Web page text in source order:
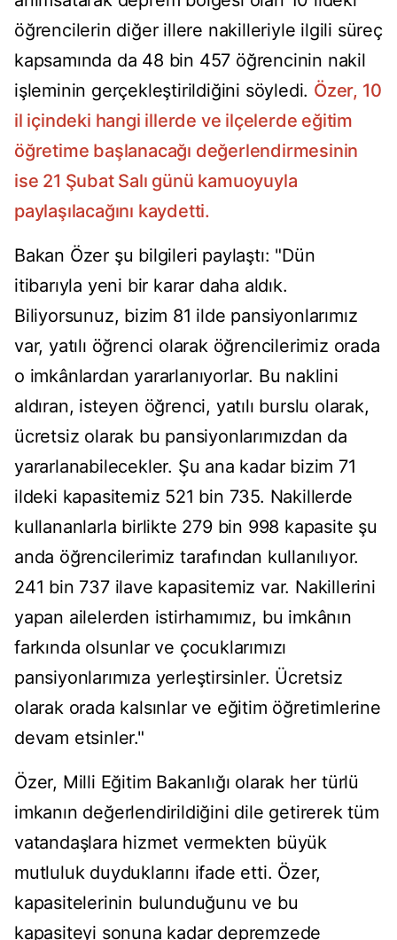
öğrencilerin diğer illere nakilleriyle ilgili süreç
kapsamında da 48 bin 457 öğrencinin nakil
işleminin gerçekleştirildiğini söyledi. Özer, 10
il içindeki hangi illerde ve ilçelerde eğitim
öğretime başlanacağı değerlendirmesinin
ise 21 Şubat Salı günü kamuoyuyla
paylaşılacağını kaydetti.
Bakan Özer şu bilgileri paylaştı: "Dün
itibarıyla yeni bir karar daha aldık.
Biliyorsunuz, bizim 81 ilde pansiyonlarımız
var, yatılı öğrenci olarak öğrencilerimiz orada
o imkânlardan yararlanıyorlar. Bu naklini
aldıran, isteyen öğrenci, yatılı burslu olarak,
ücretsiz olarak bu pansiyonlarımızdan da
yararlanabilecekler. Şu ana kadar bizim 71
ildeki kapasitemiz 521 bin 735. Nakillerde
kullananlarla birlikte 279 bin 998 kapasite şu
anda öğrencilerimiz tarafından kullanılıyor.
241 bin 737 ilave kapasitemiz var. Nakillerini
yapan ailelerden istirhamımız, bu imkânın
farkında olsunlar ve çocuklarımızı
pansiyonlarımıza yerleştirsinler. Ücretsiz
olarak orada kalsınlar ve eğitim öğretimlerine
devam etsinler."
Özer, Milli Eğitim Bakanlığı olarak her türlü
imkanın değerlendirildiğini dile getirerek tüm
vatandaşlara hizmet vermekten büyük
mutluluk duyduklarını ifade etti. Özer,
kapasitelerinin bulunduğunu ve bu
kapasiteyi sonuna kadar depremzede